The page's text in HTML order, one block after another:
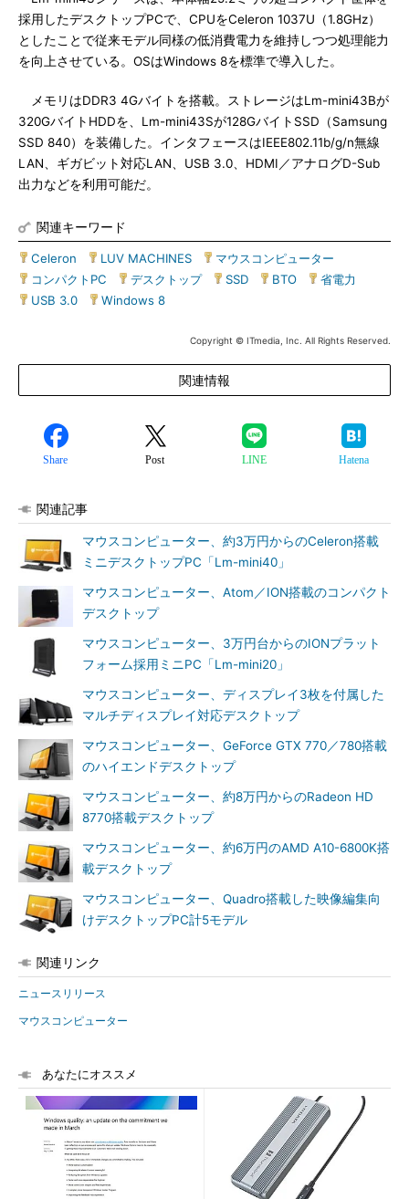
採用したデスクトップPCで、CPUをCeleron 1037U（1.8GHz）
としたことで従来モデル同様の低消費電力を維持しつつ処理能力
を向上させている。OSはWindows 8を標準で導入した。
メモリはDDR3 4Gバイトを搭載。ストレージはLm-mini43Bが
320GバイトHDDを、Lm-mini43Sが128GバイトSSD（Samsung
SSD 840）を装備した。インタフェースはIEEE802.11b/g/n無線
LAN、ギガビット対応LAN、USB 3.0、HDMI／アナログD-Sub
出力などを利用可能だ。
関連キーワード
Celeron LUV MACHINES マウスコンピューター
コンパクトPC
デスクトップ| SSD BTO 省電力
USB 3.0
Windows 8
Copyright © ITmedia, Inc. All Rights Reserved.
関連情報
Share Post LINE Hatena
関連記事
マウスコンピューター、約3万円からのCeleron搭載
ミニデスクトップPC「Lm-mini40」
マウスコンピューター、Atom／ION搭載のコンパクト
デスクトップ
マウスコンピューター、3万円台からのIONプラット
フォーム採用ミニPC「Lm-mini20」
マウスコンピューター、ディスプレイ3枚を付属した
マルチディスプレイ対応デスクトップ
マウスコンピューター、GeForce GTX 770／780搭載
のハイエンドデスクトップ
マウスコンピューター、約8万円からのRadeon HD
8770搭載デスクトップ
マウスコンピューター、約6万円のAMD A10-6800K搭
載デスクトップ
マウスコンピューター、Quadro搭載した映像編集向
けデスクトップPC計5モデル
関連リンク
ニュースリリース
マウスコンピューター
あなたにオススメ